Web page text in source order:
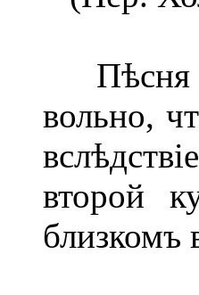
Пѣсня
вольно,
второй
близкомъ